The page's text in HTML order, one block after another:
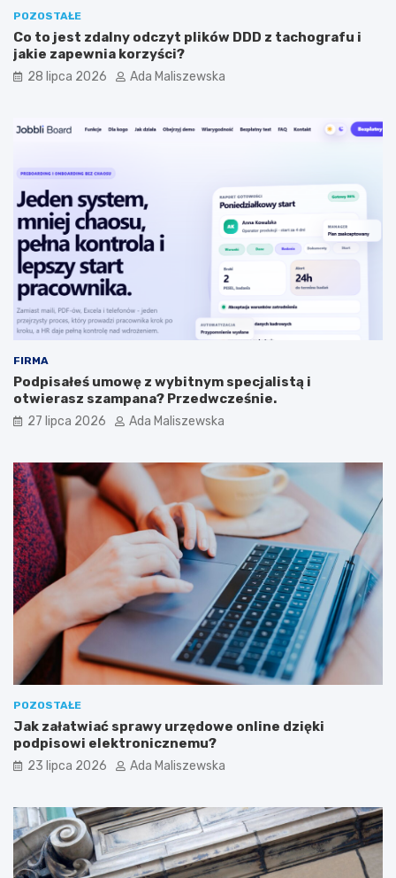
POZOSTAŁE
Co to jest zdalny odczyt plików DDD z tachografu i
jakie zapewnia korzyści?
28 lipca 2026 Ada Maliszewska
FIRMA
Podpisałeś umowę z wybitnym specjalistą i
otwierasz szampana? Przedwcześnie.
27 lipca 2026 Ada Maliszewska
POZOSTAŁE
Jak załatwiać sprawy urzędowe online dzięki
podpisowi elektronicznemu?
23 lipca 2026 Ada Maliszewska